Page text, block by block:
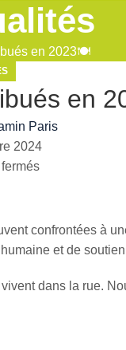
en 2023🍽️
en
Paris
2024
confrontées à
et de
dans la rue.